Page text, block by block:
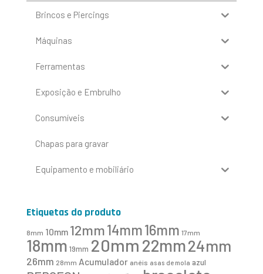
Brincos e Piercings
Máquinas
Ferramentas
Exposição e Embrulho
Consumíveis
Chapas para gravar
Equipamento e mobiliário
Etiquetas do produto
8mm 10mm 12mm14mm16mm 17mm
18mm 19mm 20mm 22mm24mm
26mm 28mm Acumulador anéis asas de mola azul